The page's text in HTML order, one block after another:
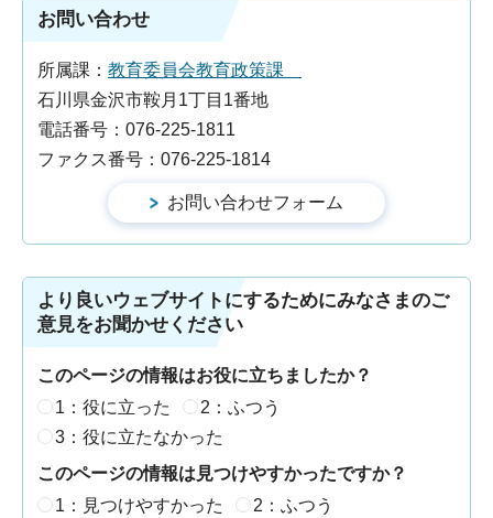
お問い合わせ
所属課： 教育委員会教育政策課
石川県金沢市鞍月1丁目1番地
電話番号：076-225-1811
ファクス番号：076-225-1814
より良いウェブサイトにするためにみなさまのご
意見をお聞かせください
このページの情報はお役に立ちましたか？
1：役に立った
2：ふつう
3：役に立たなかった
このページの情報は見つけやすかったですか？
1：見つけやすかった
2：ふつう